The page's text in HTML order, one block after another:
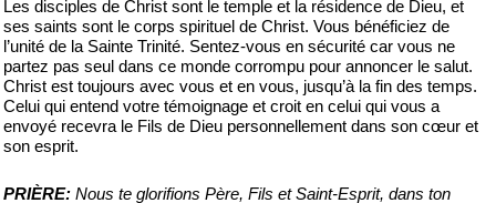
Les disciples de Christ sont le temple et la résidence de Dieu, et
ses saints sont le corps spirituel de Christ. Vous bénéficiez de
l’unité de la Sainte Trinité. Sentez-vous en sécurité car vous ne
partez pas seul dans ce monde corrompu pour annoncer le salut.
Christ est toujours avec vous et en vous, jusqu’à la fin des temps.
Celui qui entend votre témoignage et croit en celui qui vous a
envoyé recevra le Fils de Dieu personnellement dans son cœur et
son esprit.
PRIÈRE: Nous te glorifions Père, Fils et Saint-Esprit, dans ton